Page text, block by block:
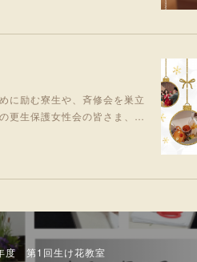
に励む寮生や、斉修会を巣立
更生保護女性会の皆さま、…
度 第1回生け花教室